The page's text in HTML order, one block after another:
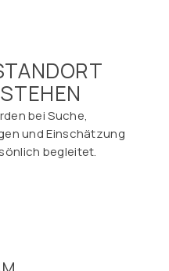
bei Suche,
und Einschätzung
begleitet.